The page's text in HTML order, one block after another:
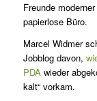
Freunde
papierlose Büro.
Marcel Widmer
Jobblog davon,
PDAwieder
kalt“ vorkam.